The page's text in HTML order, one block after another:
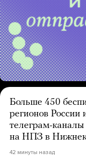
Больше 450
регионов
телеграм-
на НПЗ в
42 минуты назад